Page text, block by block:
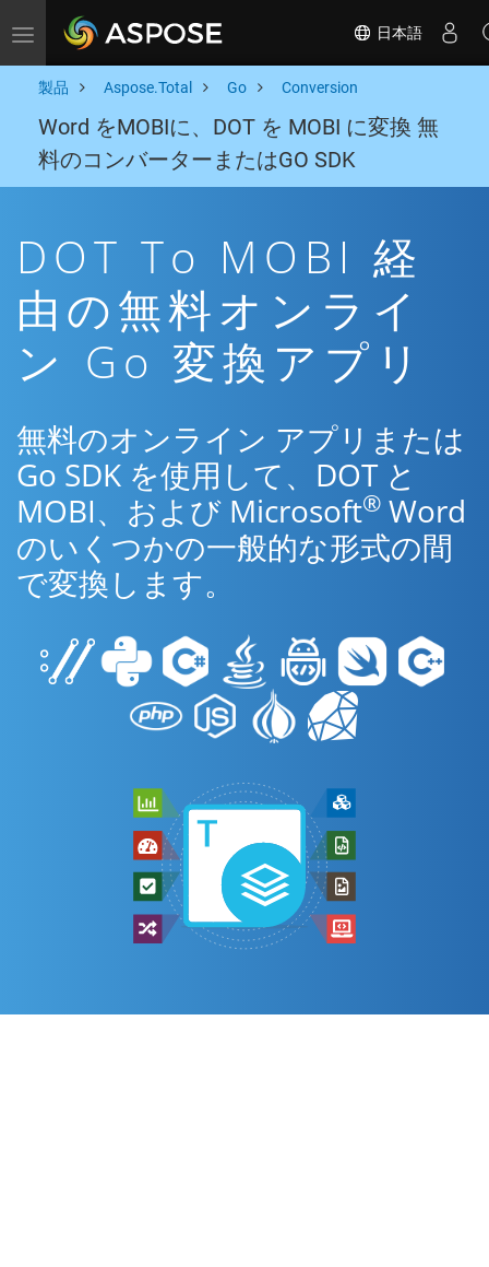
Toggle navigation 日本語
製品 Aspose.Total Go Conversion
Word をMOBIに、DOT を MOBI に変換 無
料のコンバーターまたはGO SDK
DOT To MOBI 経
由の無料オンライ
ン Go 変換アプリ
無料のオンライン アプリまたは
Go SDK を使用して、DOT と
MOBI、および Microsoft® Word
のいくつかの一般的な形式の間
で変換します。